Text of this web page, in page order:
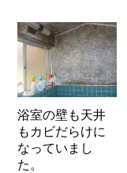
浴室の壁も天井
もカビだらけに
なっていまし
た。